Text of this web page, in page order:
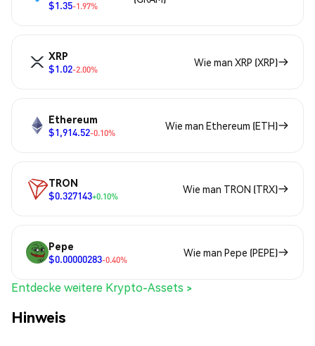
$1.35-1.97%
XRP
$1.02-2.00%
Wie man XRP (XRP)
Ethereum
$1,914.52-0.10%
Wie man Ethereum (ETH)
TRON
$0.327143+0.10%
Wie man TRON (TRX)
Pepe
$0.00000283-0.40%
Wie man Pepe (PEPE)
Entdecke weitere Krypto-Assets >
Hinweis